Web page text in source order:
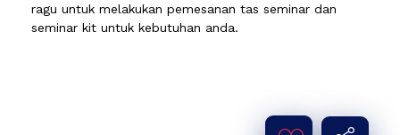
ragu untuk melakukan pemesanan tas seminar dan
seminar kit untuk kebutuhan anda.